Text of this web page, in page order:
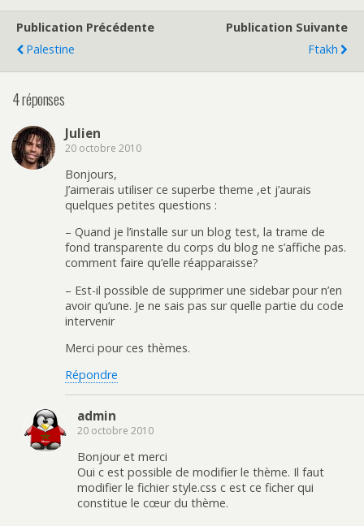
Publication Précédente
Palestine
Publication Suivante
Ftakh
4 réponses
Julien
20 octobre 2010
Bonjours,
J’aimerais utiliser ce superbe theme ,et j’aurais
quelques petites questions :
– Quand je l’installe sur un blog test, la trame de
fond transparente du corps du blog ne s’affiche pas.
comment faire qu’elle réapparaisse?
– Est-il possible de supprimer une sidebar pour n’en
avoir qu’une. Je ne sais pas sur quelle partie du code
intervenir
Merci pour ces thèmes.
Répondre
admin
20 octobre 2010
Bonjour et merci
Oui c est possible de modifier le thème. Il faut
modifier le fichier style.css c est ce ficher qui
constitue le cœur du thème.